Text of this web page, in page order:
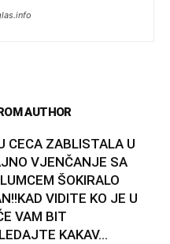
AUTHOR
CECA ZABLISTALA U
VJENČANJE SA
ŠOKIRALO
VIDITE KO JE U
VAM BIT
KAKAV...